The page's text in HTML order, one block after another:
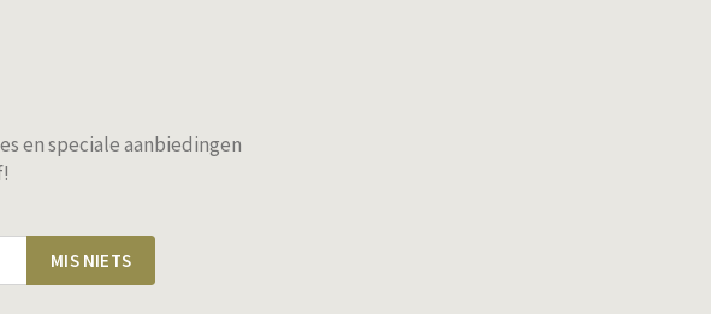
en speciale aanbiedingen
MIS NIETS